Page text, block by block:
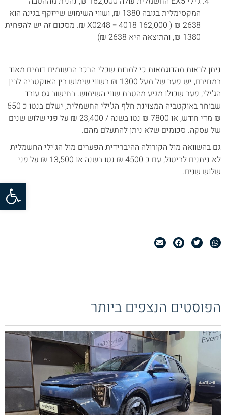
פתח
המקסימלית בגובה 1380 ₪, ושווי השימוש שייזקף בגינה הוא
2638 ₪ ( 162,000 X0248 = 4018 ₪. מסכום זה יש להפחית
1380 ₪, והתוצאה היא 2638 ₪)
ניתן לראות מהדוגמאות כי למרות שכלי הרכב הרשומים דומים מאוד
במחירם, יש פער של מעל 1300 ₪ בשווי שימוש בין האוקטביה לבין
הג'ילי, פער שכולו מגיע מהטבת שווי השימוש. בחישוב גס עובד
שבוחר באוקטביה המצוינת חלף הג'ילי החשמלית, ישלם בנטו כ 650
₪ מדי חודש, או 7800 ₪ נטו בשנה / 23,400 ₪ על פני שלוש שנים
של עסקה. סכומים שלא ניתן להתעלם מהם.
גם בהשוואה מול הקורולה ההיברידית הפערים מול הג'ילי החשמלית
לא ניתנים לביטול, עם כ 4500 ₪ נטו בשנה או 13,500 ₪ על פני
שלוש שנים.
הפוסטים הנצפים ביותר